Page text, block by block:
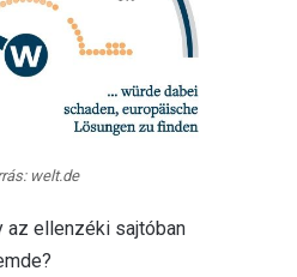
welt.de
ellenzéki sajtóban